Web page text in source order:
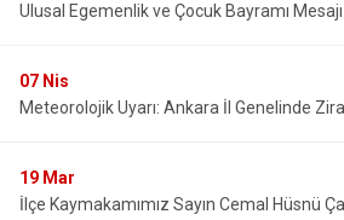
Ulusal Egemenlik ve Çocuk Bayramı Mesajı
07 Nis
Meteorolojik Uyarı: Ankara İl Genelinde
19 Mar
İlçe Kaymakamımız Sayın Cemal Hüsnü